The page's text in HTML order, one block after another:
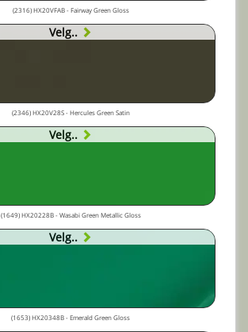
(2316) HX20VFAB - Fairway Green Gloss
Velg..
(2346) HX20V28S - Hercules Green Satin
Velg..
(1649) HX20228B - Wasabi Green Metallic Gloss
Velg..
(1653) HX20348B - Emerald Green Gloss